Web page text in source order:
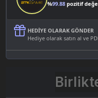
%99.88 pozitif
HEDIYE OLARAK GÖNDER
Hediye olarak satın al ve